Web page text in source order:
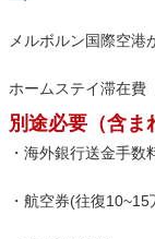
メルボルン国際空港
ホームステイ滞在費
別途必要（含ま
・海外銀行送金手数
・航空券(往復10~15